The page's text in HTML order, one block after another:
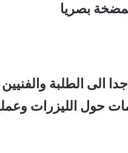
بصريا
الى الطلبة
حول الليزرات